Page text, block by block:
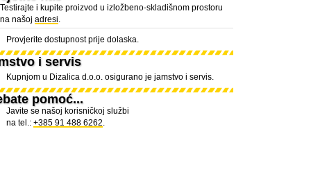
Testirajte i kupite proizvod u izložbeno-skladišnom prostoru
na našoj adresi
Provjerite dostupnost prije dolaska.
i servis
Kupnjom u Dizalica d.o.o. osigurano je jamstvo i servis.
pomoć...
Javite se našoj korisničkoj službi
na tel.: +385 91 488 6262